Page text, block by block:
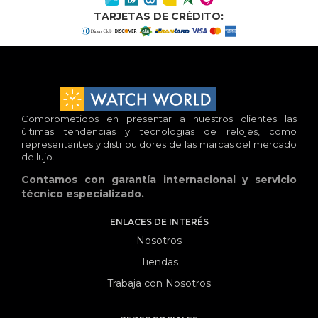
TARJETAS DE CRÉDITO:
Comprometidos en presentar a nuestros clientes las
últimas tendencias y tecnologias de relojes, como
representantes y distribuidores de las marcas del mercado
de lujo.
Contamos con garantía internacional y servicio
técnico especializado.
ENLACES DE INTERÉS
Nosotros
Tiendas
Trabaja con Nosotros